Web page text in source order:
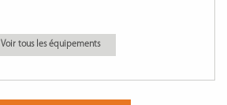
Voir tous les équipements